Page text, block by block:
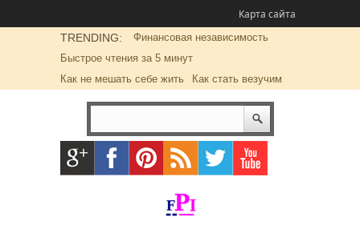
Карта сайта
TRENDING:
Финансовая независимость
Быстрое чтения за 5 минут
Как не мешать себе жить
Как стать везучим